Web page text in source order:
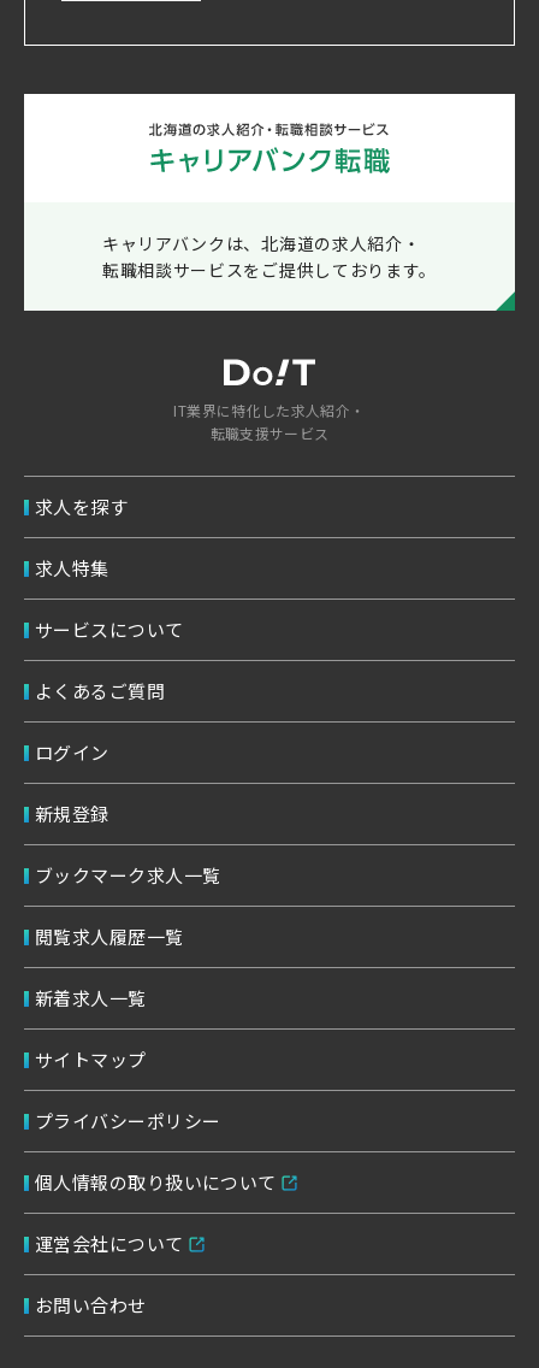
キャリアバンクは、北海道の求人紹介・
転職相談サービスをご提供しております。
IT業界に特化した求人紹介・
転職支援サービス
求人を探す
求人特集
サービスについて
よくあるご質問
ログイン
新規登録
ブックマーク求人一覧
閲覧求人履歴一覧
新着求人一覧
サイトマップ
プライバシーポリシー
個人情報の取り扱いについて
運営会社について
お問い合わせ